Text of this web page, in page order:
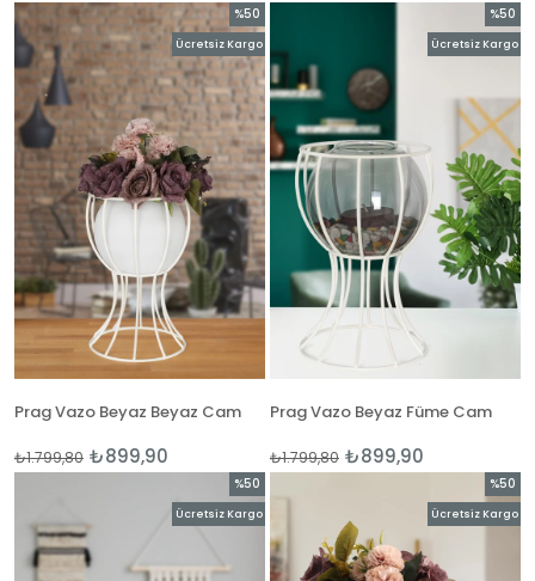
Prag Vazo Beyaz Beyaz Cam
₺899,90
₺1.799,80
%50
İndirim
%50İndirim
Ücretsiz Kargo
Prag Vazo Beyaz Füme Cam
₺899,90
₺1.799,80
%50
İndirim
Ücretsiz Kargo
%50
İndirim
%50İndirim
Ücretsiz Kargo
%50
İndirim
Ücretsiz Kargo